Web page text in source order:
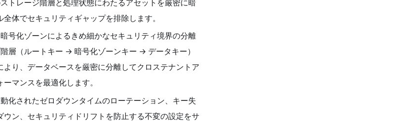
トレージ階層と処理状態にわたるアセットを厳密に暗
体でセキュリティギャップを排除します。
暗号化ゾーンによるきめ細かなセキュリティ境界の分離
層（ルートキー → 暗号化ゾーンキー → データキー）
り、データベースを厳密に分離してクロステナントア
マンスを最適化します。
化されたゼロダウンタイムのローテーション、キー失
ン、セキュリティドリフトを防止する不変の設定をサ